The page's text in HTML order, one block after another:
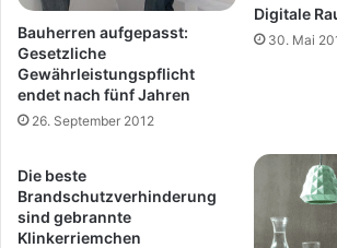
Bauherren aufgepasst:
Gesetzliche
Gewährleistungspflicht
endet nach fünf Jahren
26. September 2012
Digitale
30. Mai
Die beste
Brandschutzverhinderung
sind gebrannte
Klinkerriemchen